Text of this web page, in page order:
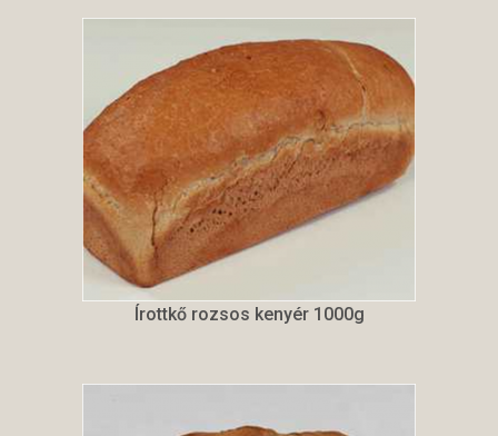
Írottkő rozsos kenyér 1000g